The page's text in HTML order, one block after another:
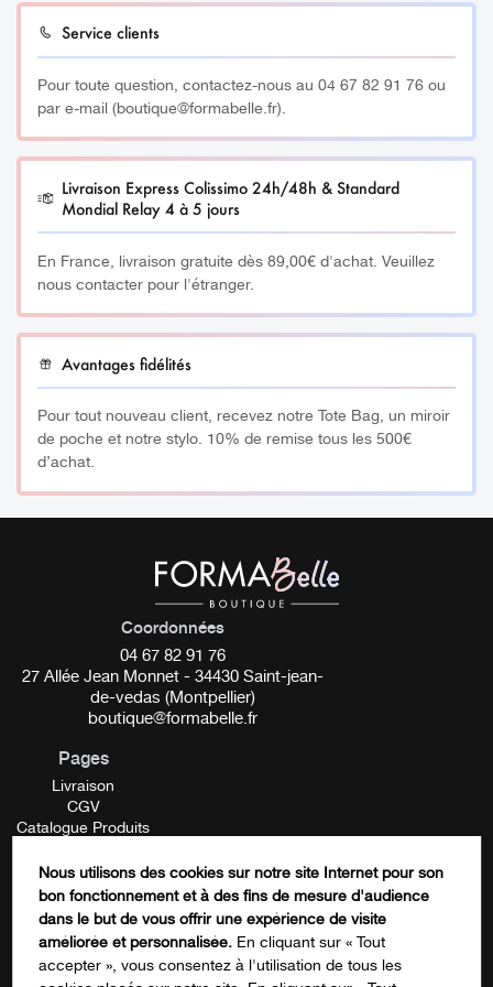
Fabriqué à partir de pierres semi-précieuses 100%
naturelles (Améthyste).
_________
Bénéfices :
Tous nos gua sha ont pour bénéfices de sculpter les traits,
raffermir et tonifier la peau, illuminer le teint mais
également faire pénétrer les soins.
Tonifier et repulper la peau
Booster la production de collagène
Lisse les rides et ridules
Dégonfler le visage grâce au drainage lymphatique
Lifte les traits (ovale du visage, pommettes, etc)
Libère les tensions musculaires
Détoxifier la peau et atténuer les imperfections
Faciliter l’absorption des produits de soin
Conseils d’utilisation :
Nous vous recommandons de ne pas utiliser le Gua Sha
sur peau nue (sans crème ou sérum, masque, huile…)
Fréquence d’utilisation : 2 à 3 fois par semaines.
Petite astuce : Placez votre Gua Sha au réfrigérateur pour
un massage plus efficace
_________
Service clients
Pour toute question, contactez-nous au 04 67 82 91 76 ou
par e-mail (boutique@formabelle.fr).
Livraison Express Colissimo 24h/48h & Standard
Mondial Relay 4 à 5 jours
En France, livraison gratuite dès 89,00€ d'achat. Veuillez
nous contacter pour l'étranger.
Avantages fidélités
Pour tout nouveau client, recevez notre Tote Bag, un miroir
de poche et notre stylo. 10% de remise tous les 500€
d’achat.
Phone
Coordonnées
04 67 82 91 76
27 Allée Jean Monnet - 34430 Saint-jean-
de-vedas (Montpellier)
boutique@formabelle.fr
Pages
Livraison
CGV
Catalogue Produits
Contactez-nous
FORMATION
Nous utilisons des cookies sur notre site Internet pour son
bon fonctionnement et à des fins de mesure d'audience
dans le but de vous offrir une expérience de visite
améliorée et personnalisée. En cliquant sur « Tout
accepter », vous consentez à l'utilisation de tous les